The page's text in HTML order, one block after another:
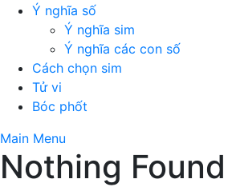
Ý nghĩa số
Ý nghĩa sim
Ý nghĩa các con số
Cách chọn sim
Tử vi
Bóc phốt
Main Menu
Nothing Found